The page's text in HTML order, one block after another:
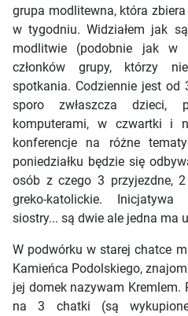
grupa modlitewna, która
w tygodniu. Widziałem jak
modlitwie (podobnie jak w
członków grupy, którzy
spotkania. Codziennie jest
sporo zwłaszcza dzieci,
komputerami, w czwartki i
konferencje na różne
poniedziałku będzie się
osób z czego 3 przyjezdne,
greko-katolickie.
siostry... są dwie ale jedna ma
W podwórku w starej chatce
Kamieńca Podolskiego,
jej domek nazywam Kremlem.
na 3 chatki (są